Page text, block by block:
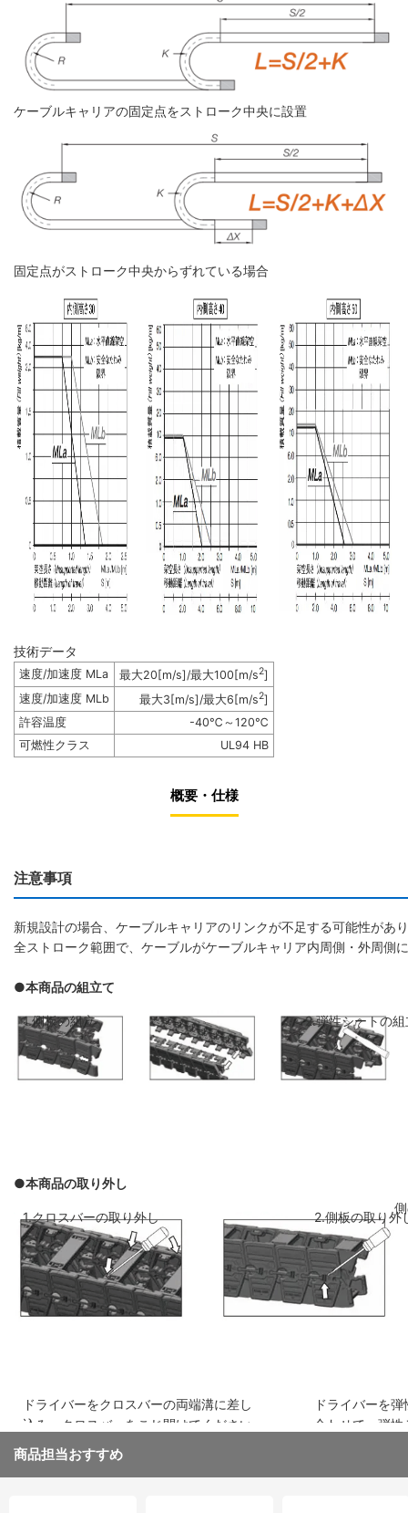
ケーブルキャリアの固定点をストローク中央に設置
固定点がストローク中央からずれている場合
技術データ
速度/加速度 MLa 最大20[m/s]/最大100[m/s2]
速度/加速度 MLb
最大3[m/s]/最大6[m/s2]
許容温度
-40℃～120℃
可燃性クラス
UL94 HB
概要・仕様
注意事項
新規設計の場合、ケーブルキャリアのリンクが不足する可能性が
全ストローク範囲で、ケーブルがケーブルキャリア内周側・外周側
●本商品の組立て
1.側板の組立 2.弾性シートの組
側板のリンクを斜めに前のリンクに差し
込み、はめ込みます
弾性シートを両
ください
●本商品の取り外し
1.クロスバーの取り外し 2.側板の取り外
ドライバーをクロスバーの両端溝に差し
込み、クロスバーをこじ開けてください
ドライバーを
合わせて、弾
商品担当おすすめ